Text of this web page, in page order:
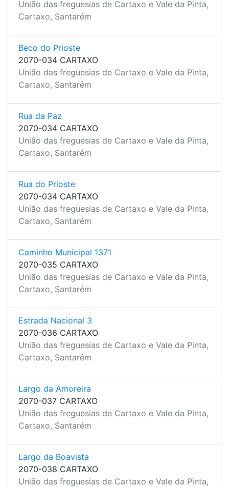
União das freguesias de Cartaxo e Vale da Pinta,
Cartaxo, Santarém
Beco do Prioste
2070-034 CARTAXO
União das freguesias de Cartaxo e Vale da Pinta,
Cartaxo, Santarém
Rua da Paz
2070-034 CARTAXO
União das freguesias de Cartaxo e Vale da Pinta,
Cartaxo, Santarém
Rua do Prioste
2070-034 CARTAXO
União das freguesias de Cartaxo e Vale da Pinta,
Cartaxo, Santarém
Caminho Municipal 1371
2070-035 CARTAXO
União das freguesias de Cartaxo e Vale da Pinta,
Cartaxo, Santarém
Estrada Nacional 3
2070-036 CARTAXO
União das freguesias de Cartaxo e Vale da Pinta,
Cartaxo, Santarém
Largo da Amoreira
2070-037 CARTAXO
União das freguesias de Cartaxo e Vale da Pinta,
Cartaxo, Santarém
Largo da Boavista
2070-038 CARTAXO
União das freguesias de Cartaxo e Vale da Pinta,